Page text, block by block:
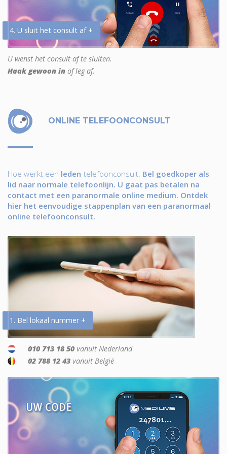
4. U sluit het consult af +
U wenst het consult af te sluiten.
Haak gewoon in of leg af.
ONLINE TELEFOONCONSULT
Hoe werkt een leden-telefoonconsult. Bel goedkoper als
lid naar normale telefoonlijn. U gaat pas betalen na
contact met een paranormale online medium. Ontdek
hier het eenvoudige stappenplan van een paranormaal
online telefoonconsult.
1. Bel lokaal nummer +
010 713 18 50 vanuit Nederland
02 788 12 43 vanuit België